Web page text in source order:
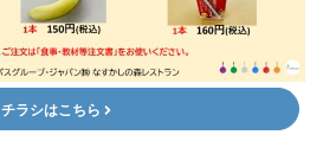
チラシはこちら